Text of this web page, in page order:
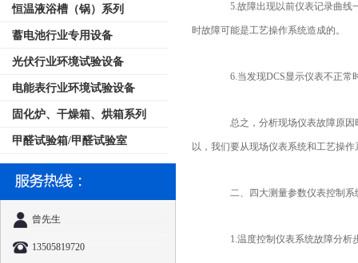
恒温液浴槽（锅）系列
蓄电池行业专用设备
光伏行业环境试验设备
电能表行业环境试验设备
固化炉、干燥箱、烘箱系列
甲醛试验箱/甲醛试验室
曾先生
13505819720
5.故障出现以前仪表记录曲线一
时故障可能是工艺操作系统造成的。
6.当发现DCS显示仪表不正常
总之，分析现场仪表故障原因
以，我们要从现场仪表系统和工艺操
二、四大测量参数仪表控制系
1.温度控制仪表系统故障分析